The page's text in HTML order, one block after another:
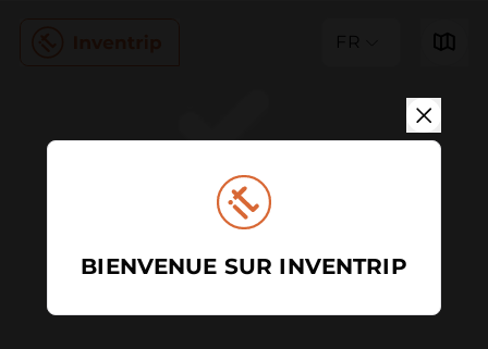
FR
BIENVENUE SUR INVENTRIP